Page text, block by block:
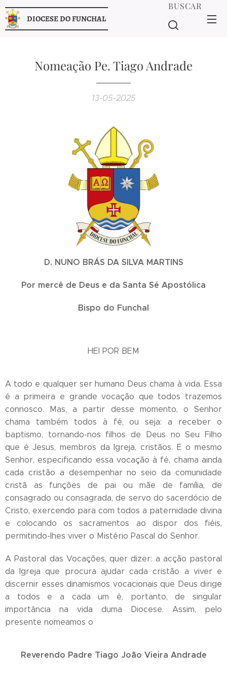
DIOCESE DO FUNCHAL
BUSCAR
Nomeação Pe. Tiago Andrade
13-05-2025
D. NUNO BRÁS DA SILVA MARTINS
Por mercê de Deus e da Santa Sé Apostólica
Bispo do Funchal
HEI POR BEM
A todo e qualquer ser humano Deus chama à vida. Essa
é a primeira e grande vocação que todos trazemos
connosco. Mas, a partir desse momento, o Senhor
chama também todos à fé, ou seja: a receber o
baptismo, tornando-nos filhos de Deus no Seu Filho
que é Jesus, membros da Igreja, cristãos. E o mesmo
Senhor, especificando essa vocação à fé, chama ainda
cada cristão a desempenhar no seio da comunidade
cristã as funções de pai ou mãe de família, de
consagrado ou consagrada, de servo do sacerdócio de
Cristo, exercendo para com todos a paternidade divina
e colocando os sacramentos ao dispor dos fiéis,
permitindo-lhes viver o Mistério Pascal do Senhor.
A Pastoral das Vocações, quer dizer: a acção pastoral
da Igreja que procura ajudar cada cristão a viver e
discernir esses dinamismos vocacionais que Deus dirige
a todos e a cada um é, portanto, de singular
importância na vida duma Diocese. Assim, pelo
presente nomeamos o
Reverendo Padre Tiago João Vieira Andrade